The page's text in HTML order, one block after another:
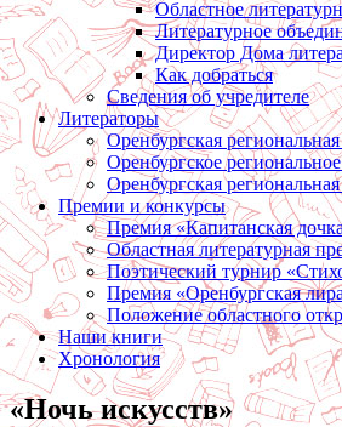
Областное
Литературное
Директор Дома
Как добраться
Сведения об учредителе
Литераторы
Оренбургская
Оренбургское
Оренбургская
Премии и конкурсы
Премия «Капитанская
Областная литературная
Поэтический турнир
Премия «Оренбургская
Положение областного
Наши книги
Хронология
«Ночь искусств»